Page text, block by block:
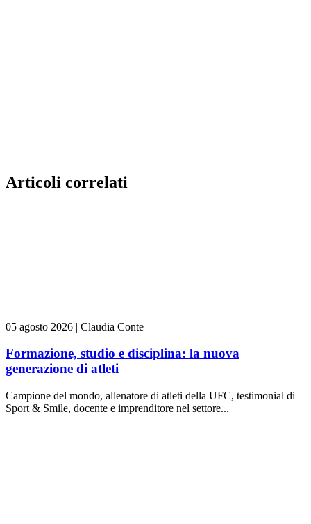
Articoli correlati
05 agosto 2026 | Claudia Conte
Formazione, studio e disciplina: la nuova
generazione di atleti
Campione del mondo, allenatore di atleti della UFC, testimonial di
Sport & Smile, docente e imprenditore nel settore...